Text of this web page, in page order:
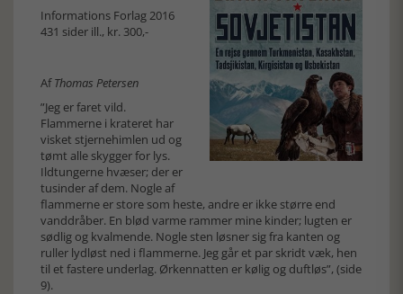
Informations Forlag 2016
431 sider ill., kr. 300,-
AfThomas Petersen
”Jeg er faret vild.
Flammerne i krateret har
visket stjernehimlen ud og
tømt alle skygger for lys.
Ildtungerne hvæser; der er
tusinder af dem. Nogle af
flammerne er store som heste, andre er ikke større end
vanddråber. En blød varme rammer mine kinder; lugten er
sødlig og kvalmende. Nogle sten løsner sig fra kanten og
ruller lydløst ned i flammerne. Jeg går et par skridt væk, hen
til et fastere underlag. Ørkennatten er kølig og duftløs”, (side
9).